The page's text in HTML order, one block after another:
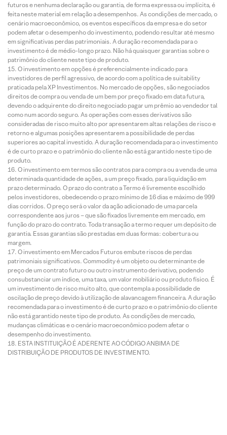
futuros e nenhuma declaração ou garantia, de forma expressa ou implícita, é
feita neste material em relação a desempenhos. As condições de mercado, o
cenário macroeconômico, os eventos específicos da empresa e do setor
podem afetar o desempenho do investimento, podendo resultar até mesmo
em significativas perdas patrimoniais. A duração recomendada para o
investimento é de médio-longo prazo. Não há quaisquer garantias sobre o
patrimônio do cliente neste tipo de produto.
O investimento em opções é preferencialmente indicado para
investidores de perfil agressivo, de acordo com a política de suitability
praticada pela XP Investimentos. No mercado de opções, são negociados
direitos de compra ou venda de um bem por preço fixado em data futura,
devendo o adquirente do direito negociado pagar um prêmio ao vendedor tal
como num acordo seguro. As operações com esses derivativos são
consideradas de risco muito alto por apresentarem altas relações de risco e
retorno e algumas posições apresentarem a possibilidade de perdas
superiores ao capital investido. A duração recomendada para o investimento
é de curto prazo e o patrimônio do cliente não está garantido neste tipo de
produto.
O investimento em termos são contratos para compra ou a venda de uma
determinada quantidade de ações, a um preço fixado, para liquidação em
prazo determinado. O prazo do contrato a Termo é livremente escolhido
pelos investidores, obedecendo o prazo mínimo de 16 dias e máximo de 999
dias corridos. O preço será o valor da ação adicionado de uma parcela
correspondente aos juros – que são fixados livremente em mercado, em
função do prazo do contrato. Toda transação a termo requer um depósito de
garantia. Essas garantias são prestadas em duas formas: cobertura ou
margem.
O investimento em Mercados Futuros embute riscos de perdas
patrimoniais significativos. Commodity é um objeto ou determinante de
preço de um contrato futuro ou outro instrumento derivativo, podendo
consubstanciar um índice, uma taxa, um valor mobiliário ou produto físico. É
um investimento de risco muito alto, que contempla a possibilidade de
oscilação de preço devido à utilização de alavancagem financeira. A duração
recomendada para o investimento é de curto prazo e o patrimônio do cliente
não está garantido neste tipo de produto. As condições de mercado,
mudanças climáticas e o cenário macroeconômico podem afetar o
desempenho do investimento.
ESTA INSTITUIÇÃO É ADERENTE AO CÓDIGO ANBIMA DE
DISTRIBUIÇÃO DE PRODUTOS DE INVESTIMENTO.